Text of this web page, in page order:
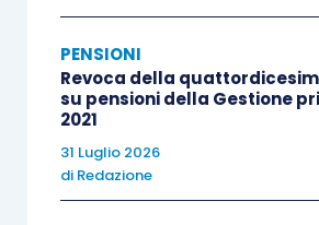
pensionistici rischierebbe di
modello contrattuale costruito
alterare gli equilibri del sistema.
si evidenzia inoltre come i fondi
enti senza scopo di lucro,
PENSIONI
Revoca della
su pensioni della Gestione
2021
31 Luglio 2026
di Redazione